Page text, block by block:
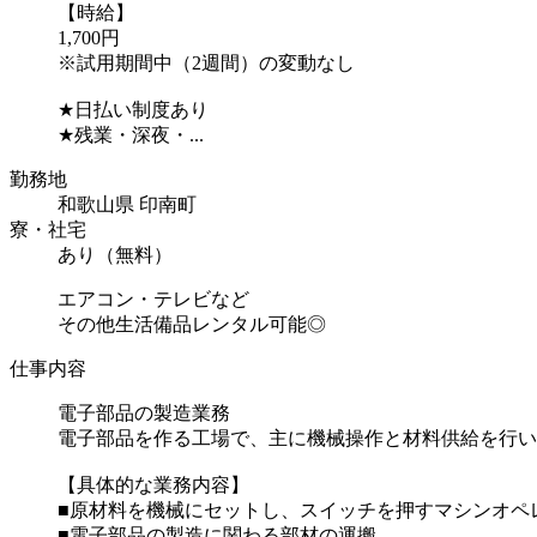
【時給】
1,700円
※試用期間中（2週間）の変動なし
★日払い制度あり
★残業・深夜・...
勤務地
和歌山県 印南町
寮・社宅
あり（無料）
エアコン・テレビなど
その他生活備品レンタル可能◎
仕事内容
電子部品の製造業務
電子部品を作る工場で、主に機械操作と材料供給を行い
【具体的な業務内容】
■原材料を機械にセットし、スイッチを押すマシンオペ